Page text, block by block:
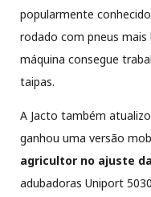
popularmente
rodado com pneus mais
máquina consegue
taipas.
A Jacto também
ganhou uma versão
agricultor no ajuste
adubadoras Uniport